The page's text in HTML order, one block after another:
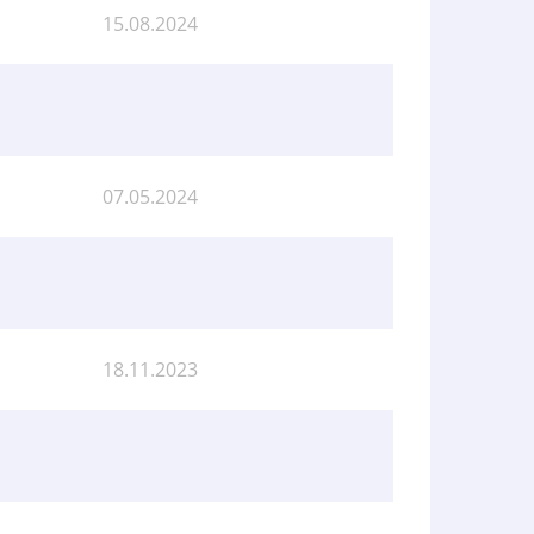
15.08.2024
07.05.2024
18.11.2023